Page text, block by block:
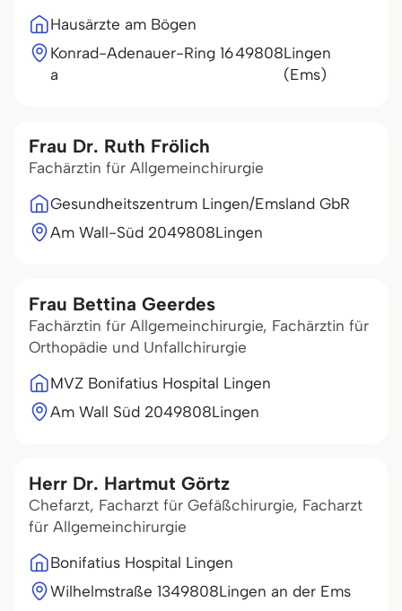
Hausärzte am Bögen
Konrad-Adenauer-Ring 16
a
49808Lingen
(Ems)
Frau Dr. Ruth Frölich
Fachärztin für Allgemeinchirurgie
Gesundheitszentrum Lingen/Emsland GbR
Am Wall-Süd 2049808Lingen
Frau Bettina Geerdes
Fachärztin für Allgemeinchirurgie, Fachärztin für
Orthopädie und Unfallchirurgie
MVZ Bonifatius Hospital Lingen
Am Wall Süd 2049808Lingen
Herr Dr. Hartmut Görtz
Chefarzt, Facharzt für Gefäßchirurgie, Facharzt
für Allgemeinchirurgie
Bonifatius Hospital Lingen
Wilhelmstraße 1349808Lingen an der Ems